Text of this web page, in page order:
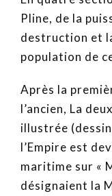
Pline, de la
destruction et
population de
Après la
l’ancien, La
illustrée
l’Empire est
maritime sur «
désignaient la